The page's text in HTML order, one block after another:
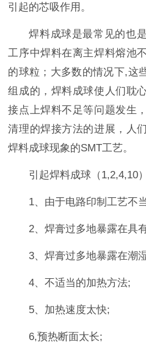
引起的芯吸作用。
焊料成球是最常见的也
工序中焊料在离主焊料熔池
的球粒；大多数的情况下,这
组成的，焊料成球使人们耽
接点上焊料不足等问题发生
清理的焊接方法的进展，人
焊料成球现象的SMT工艺。
引起焊料成球（1,2,4,10
1、由于电路印制工艺不
2、焊膏过多地暴露在具
3、焊膏过多地暴露在潮
4、不适当的加热方法;
5、加热速度太快;
6,预热断面太长;